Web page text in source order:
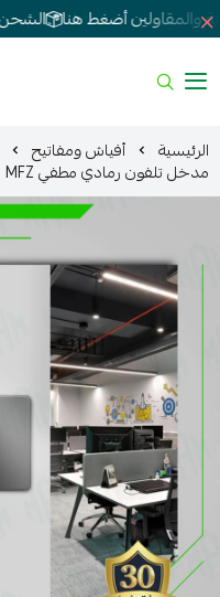
الشحن مجانا للطلبات 500 وفوق
الرئيسية أفياش ومفاتيح
مدخل تلفون رمادي مطفي MFZ